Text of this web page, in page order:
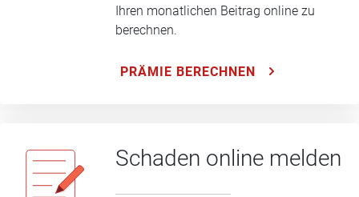
Ihren monatlichen Beitrag online zu
berechnen.
PRÄMIE BERECHNEN
Schaden online melden